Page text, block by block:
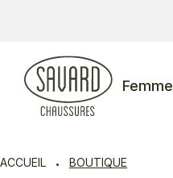
Femme
ACCUEIL BOUTIQUE